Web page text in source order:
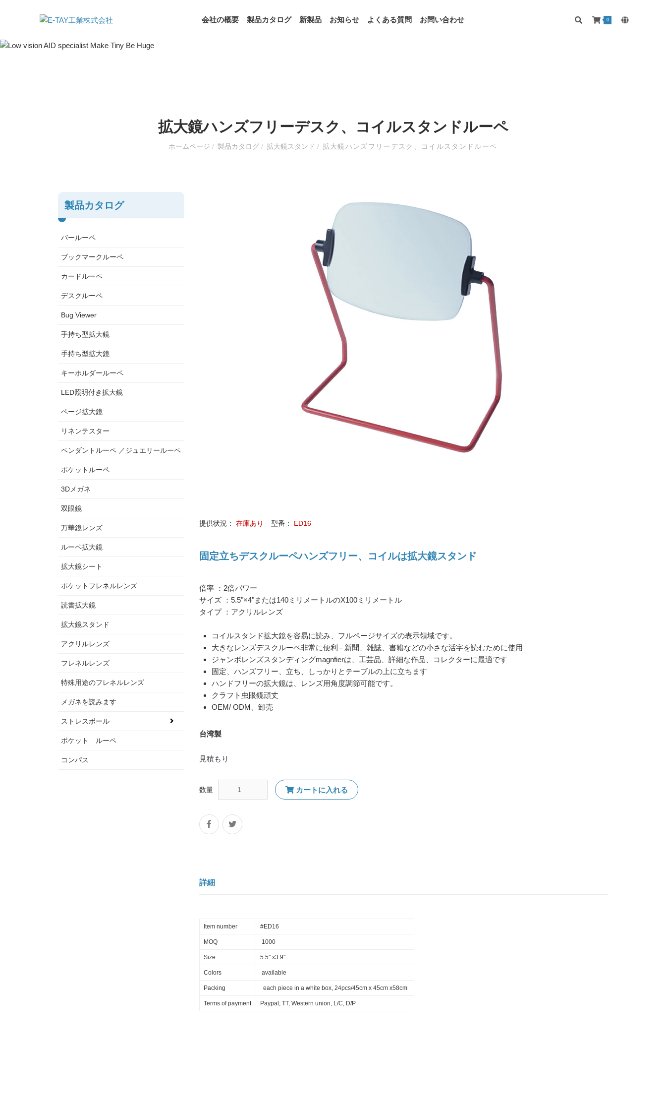
会社の概要 製品カタログ 新製品 お知らせ よくある質問 お問い合わせ 0
拡大鏡ハンズフリーデスク、コイルスタンドルーペ
ホームページ/ 製品カタログ/ 拡大鏡スタンド / 拡大鏡ハンズフリーデスク、コイルスタンドルーペ
製品カタログ
バールーペ
ブックマークルーペ
カードルーペ
デスクルーペ
Bug Viewer
手持ち型拡大鏡
手持ち型拡大鏡
キーホルダールーペ
LED照明付き拡大鏡
ページ拡大鏡
リネンテスター
ペンダントルーペ ／ジュエリールーペ
ポケットルーペ
3Dメガネ
双眼鏡
万華鏡レンズ
ルーペ拡大鏡
拡大鏡シート
ポケットフレネルレンズ
読書拡大鏡
拡大鏡スタンド
アクリルレンズ
フレネルレンズ
特殊用途のフレネルレンズ
メガネを読みます
ストレスボール
ポケット ルーペ
コンパス
提供状況： 在庫あり 型番： ED16
固定立ちデスクルーペハンズフリー、コイルは拡大鏡スタンド
倍率 ：2倍パワー
サイズ ：5.5"×4"または140ミリメートルのX100ミリメートル
タイプ ：アクリルレンズ
コイルスタンド拡大鏡を容易に読み、フルページサイズの表示領域です。
大きなレンズデスクルーペ非常に便利 - 新聞、雑誌、書籍などの小さな活字を読むために使用
ジャンボレンズスタンディングmagnfierは、工芸品、詳細な作品、コレクターに最適です
固定、ハンズフリー、立ち、しっかりとテーブルの上に立ちます
ハンドフリーの拡大鏡は、レンズ用角度調節可能です。
クラフト虫眼鏡頑丈
OEM/ ODM、卸売
台湾製
見積もり
数量 カートに入れる
詳細
Item number #ED16
MOQ 1000
Size 5.5" x3.9"
Colors available
Packing each piece in a white box, 24pcs/45cm x 45cm x58cm
Terms of payment Paypal, TT, Western union, L/C, D/P